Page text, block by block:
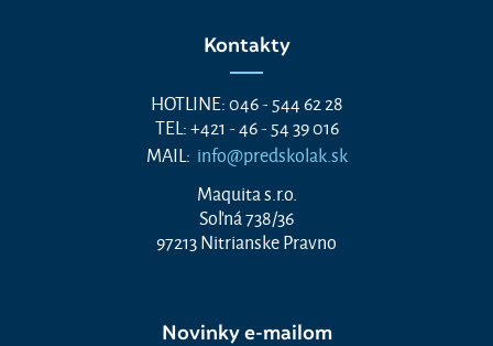
Kontakty
HOTLINE: 046 - 544 62 28
TEL: +421 - 46 - 54 39 016
MAIL: info@predskolak.sk
Maquita s.r.o.
Soľná 738/36
97213 Nitrianske Pravno
Novinky e-mailom